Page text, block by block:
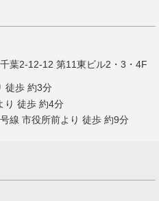
葉2-12-12 第11東ビル2・3・4F
徒歩 約3分
り 徒歩 約4分
線 市役所前より 徒歩 約9分